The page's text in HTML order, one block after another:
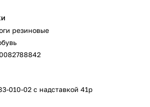
резиновые
010-02 с надставкой 41р